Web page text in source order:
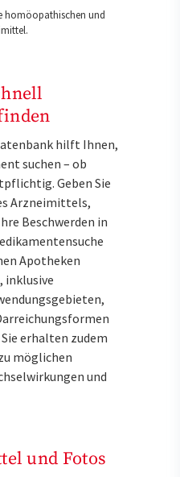
homöopathischen und
hilft Ihnen,
suchen – ob
Geben Sie
Arzneimittels,
Beschwerden in
Apotheken
inklusive
erhalten zudem
möglichen
und
und Fotos